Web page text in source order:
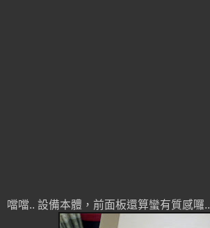
噹噹.. 設備本體，前面板還算蠻有質感囉..